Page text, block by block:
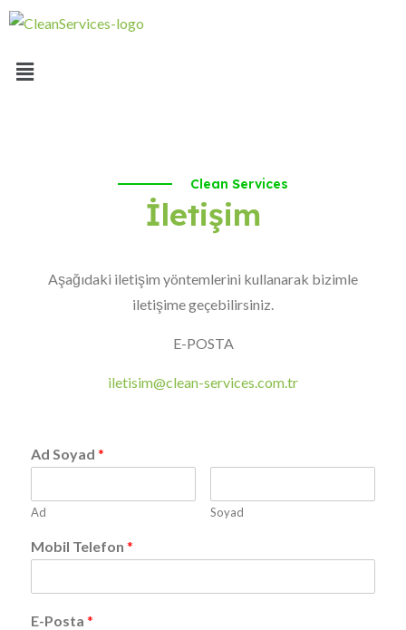
Clean Services
İletişim
Aşağıdaki iletişim yöntemlerini kullanarak bizimle
iletişime geçebilirsiniz.
E-POSTA
iletisim@clean-services.com.tr
Ad Soyad *
Ad Soyad
Mobil Telefon *
E-Posta *